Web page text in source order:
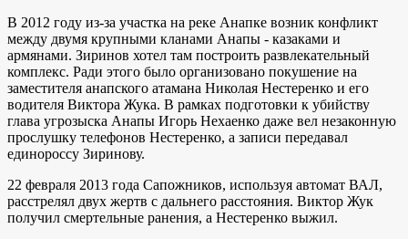
В 2012 году из-за участка на реке Анапке возник конфликт
между двумя крупными кланами Анапы - казаками и
армянами. Зиринов хотел там построить развлекательный
комплекс. Ради этого было организовано покушение на
заместителя анапского атамана Николая Нестеренко и его
водителя Виктора Жука. В рамках подготовки к убийству
глава угрозыска Анапы Игорь Нехаенко даже вел незаконную
прослушку телефонов Нестеренко, а записи передавал
единороссу Зиринову.
22 февраля 2013 года Сапожников, используя автомат ВАЛ,
расстрелял двух жертв с дальнего расстояния. Виктор Жук
получил смертельные ранения, а Нестеренко выжил.